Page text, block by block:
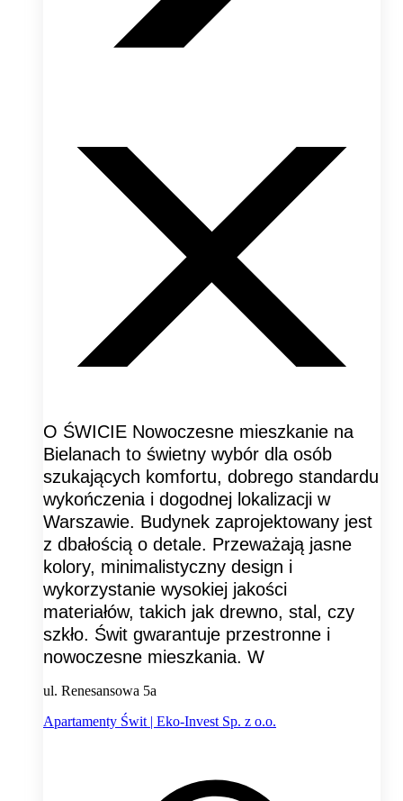
O ŚWICIE Nowoczesne mieszkanie na
Bielanach to świetny wybór dla osób
szukających komfortu, dobrego standardu
wykończenia i dogodnej lokalizacji w
Warszawie. Budynek zaprojektowany jest
z dbałością o detale. Przeważają jasne
kolory, minimalistyczny design i
wykorzystanie wysokiej jakości
materiałów, takich jak drewno, stal, czy
szkło. Świt gwarantuje przestronne i
nowoczesne mieszkania. W
ul. Renesansowa 5a
Apartamenty Świt | Eko-Invest Sp. z o.o.